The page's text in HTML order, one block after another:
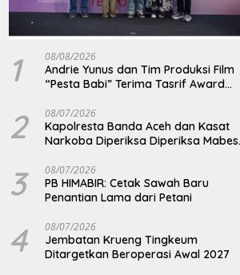
1 08/08/2026
Andrie Yunus dan Tim Produksi Film
“Pesta Babi” Terima Tasrif Award
2 08/07/2026
Kapolresta Banda Aceh dan Kasat
Narkoba Diperiksa Diperiksa Mabes
3 08/07/2026
PB HIMABIR: Cetak Sawah Baru
Penantian Lama dari Petani
4 08/07/2026
Jembatan Krueng Tingkeum
Ditargetkan Beroperasi Awal 2027